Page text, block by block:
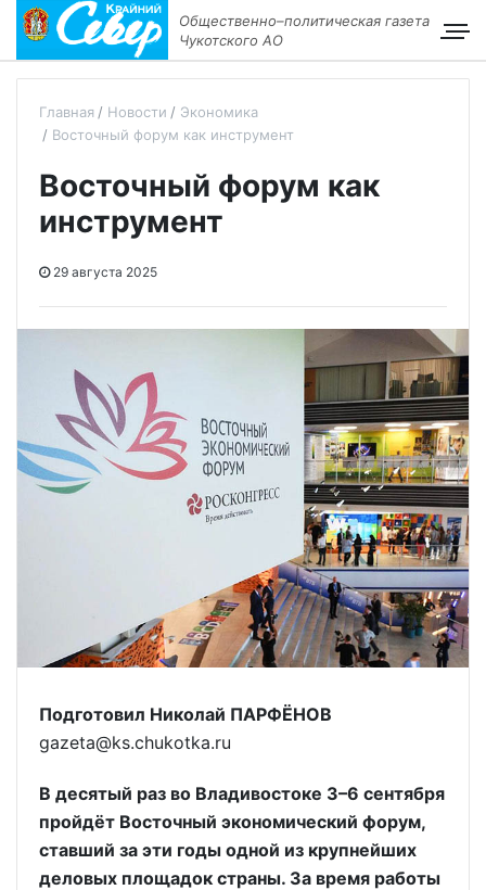
Общественно–политическая газета
Чукотского АО
Главная Новости
Экономика
Восточный форум как инструмент
Восточный форум как
инструмент
29 августа 2025
Подготовил Николай ПАРФЁНОВ
gazeta@ks.chukotka.ru
В десятый раз во Владивостоке 3–6 сентября
пройдёт Восточный экономический форум,
ставший за эти годы одной из крупнейших
деловых площадок страны. За время работы